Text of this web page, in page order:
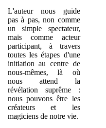
L'auteur nous guide
pas à pas, non comme
un simple spectateur,
mais comme acteur
participant, à travers
toutes les étapes d'une
initiation au centre de
nous-mêmes, là où
nous attend la
révélation suprême :
nous pouvons être les
créateurs et les
magiciens de notre vie.